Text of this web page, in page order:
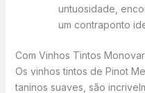
untuosidade,
um contraponto
Com Vinhos Tintos
Os vinhos tintos de Pinot
taninos suaves, são